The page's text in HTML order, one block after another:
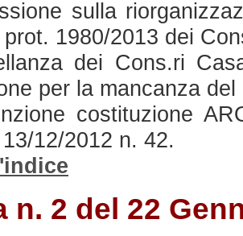
sulla
1980/2013 dei
dei Cons.ri
per la mancanza
costituzione
12/2012 n. 42.
n. 2 del 22